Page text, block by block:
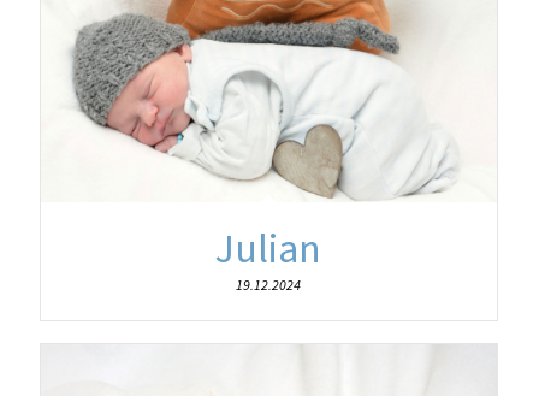
Julian
19.12.2024